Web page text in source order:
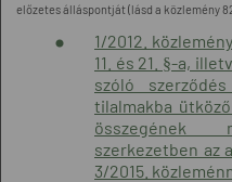
előzetes álláspontját (lásd a közlemény
1/2012.
11. és 21. §-a,
szóló
tilalmakba
összegének
szerkezetben az
3/2015.